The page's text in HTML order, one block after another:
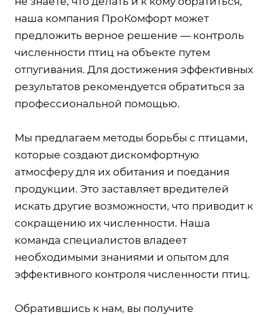
наша компания ПроКомфорт может
предложить верное решение — контроль
численности птиц на объекте путем
отпугивания. Для достижения эффективных
результатов рекомендуется обратиться за
профессиональной помощью.
Мы предлагаем методы борьбы с птицами,
которые создают дискомфортную
атмосферу для их обитания и поедания
продукции. Это заставляет вредителей
искать другие возможности, что приводит к
сокращению их численности. Наша
команда специалистов владеет
необходимыми знаниями и опытом для
эффективного контроля численности птиц.
Обратившись к нам, вы получите